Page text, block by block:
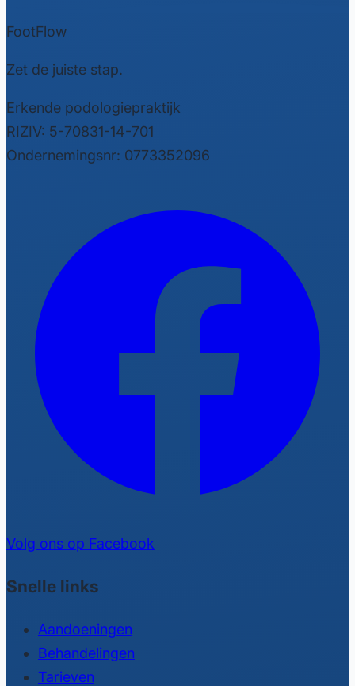
FootFlow
Zet de juiste stap.
Erkende podologiepraktijk
RIZIV: 5-70831-14-701
Ondernemingsnr: 0773352096
Volg ons op Facebook
Snelle links
Aandoeningen
Behandelingen
Tarieven